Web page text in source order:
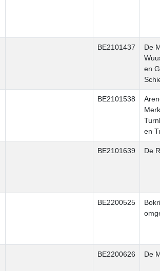
BE2101437
De
en
BE2101538
en
BE2101639 De
BE2200525
BE2200626 De